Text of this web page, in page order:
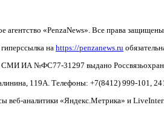
«PenzaNews». Все права
на https://penzanews.ru
СМИ ИА №ФС77-31297 выдано
119А. Телефоны: +7(8412) 999-101,
веб-аналитики «Яндекс.Метрика» и